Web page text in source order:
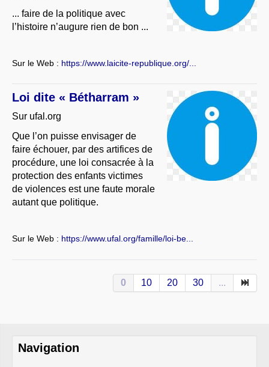
... faire de la politique avec
l’histoire n’augure rien de bon ...
Sur le Web : https://www.laicite-republique.org/...
Loi dite « Bétharram »
Sur ufal.org
Que l’on puisse envisager de
faire échouer, par des artifices de
procédure, une loi consacrée à la
protection des enfants victimes
de violences est une faute morale
autant que politique.
Sur le Web : https://www.ufal.org/famille/loi-be...
0 10 20 30 ...
Navigation